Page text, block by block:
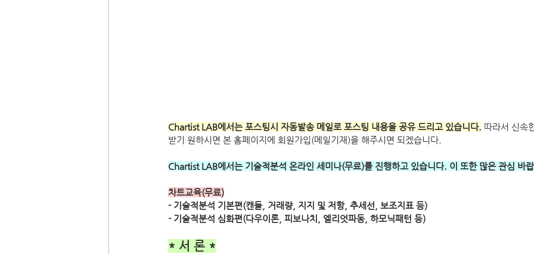
Chartist LAB에서는 포스팅시 자동발송 메일로 포스팅 내용을 공유 드리고 있습니다. 따라서 신속
받기 원하시면 본 홈페이지에 회원가입(메일기재)을 해주시면 되겠습니다.
Chartist LAB에서는 기술적분석 온라인 세미나(무료)를 진행하고 있습니다. 이 또한 많은 관심 바
차트교육(무료)
- 기술적분석 기본편(캔들, 거래량, 지지 및 저항, 추세선, 보조지표 등)
- 기술적분석 심화편(다우이론, 피보나치, 엘리엇파동, 하모닉패턴 등)
* 서 론 *